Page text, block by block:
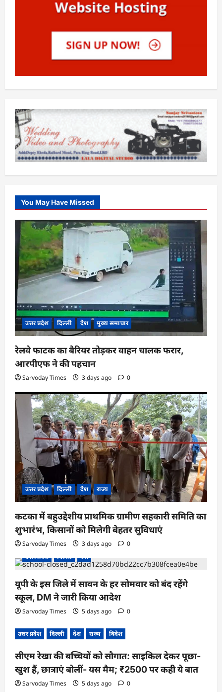
You May Have Missed
उत्तर प्रदेश दिल्ली देश मुख्य समाचार
रेलवे फाटक का बैरियर तोड़कर वाहन चालक फरार,
आरपीएफ ने की पहचान
Sarvoday Times 3 days ago 0
उत्तर प्रदेश दिल्ली देश राज्य
कटका में बहुउद्देशीय प्राथमिक ग्रामीण सहकारी समिति का
शुभारंभ, किसानों को मिलेगी बेहतर सुविधाएं
Sarvoday Times 3 days ago
0
उत्तर प्रदेश
दिल्ली देश
यूपी के इस जिले में सावन के हर सोमवार को बंद रहेंगे
स्कूल, DM ने जारी किया आदेश
Sarvoday Times 5 days ago 0
उत्तर प्रदेश दिल्ली देश राज्य विदेश
सीएम रेखा की बच्चियों को सौगात: साइकिल देकर पूछा-
खुश हैं, छात्राएं बोलीं- यस मैम; ₹2500 पर कही ये बात
Sarvoday Times 5 days ago 0